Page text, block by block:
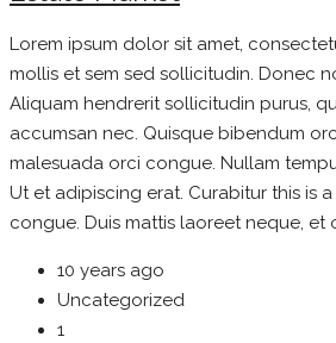
Lorem ipsum dolor sit amet,
mollis et sem sed sollicitudin. Donec
Aliquam hendrerit sollicitudin purus,
accumsan nec. Quisque bibendum
malesuada orci congue. Nullam
Ut et adipiscing erat. Curabitur this is
congue. Duis mattis laoreet neque, et
10 years ago
Uncategorized
1